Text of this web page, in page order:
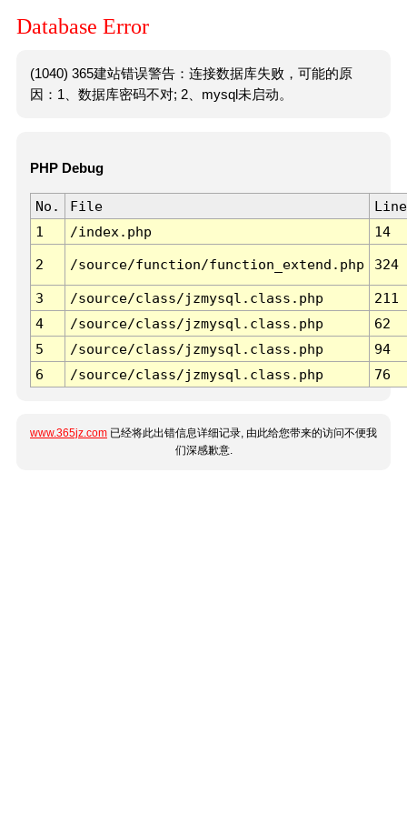
Database Error
(1040) 365建站错误警告：连接数据库失败，可能的原
因：1、数据库密码不对; 2、mysql未启动。
PHP Debug
No. File
Line
1
/index.php 14
2 /source/function/function_extend.php 324
3 /source/class/jzmysql.class.php
211
4
/source/class/jzmysql.class.php
62
5
/source/class/jzmysql.class.php
94
6
/source/class/jzmysql.class.php 76
www.365jz.com 已经将此出错信息详细记录, 由此给您带来的访问不便我
们深感歉意.